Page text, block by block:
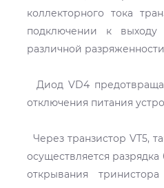
коллекторного тока
подключении к
различной
Диод VD4
отключения питания
Через транзистор VT5,
осуществляется
открывания